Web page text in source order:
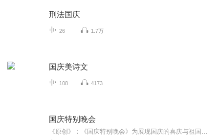
刑法国庆
26 1.7万
国庆美诗文
108 4173
国庆特别晚会